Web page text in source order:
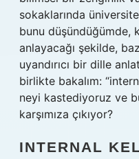
sokaklarında
bunu düşündüğümde,
anlayacağı şekilde,
uyandırıcı bir dille
birlikte bakalım:
neyi kastediyoruz ve
karşımıza çıkıyor?
INTERNAL